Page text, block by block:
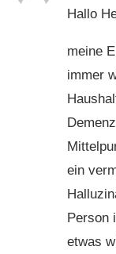
Hallo
meine
immer
ein
Person
etwas